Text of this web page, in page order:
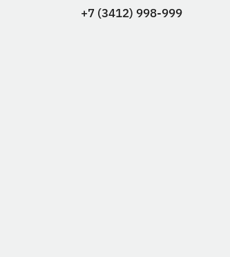
+7 (3412) 998-999